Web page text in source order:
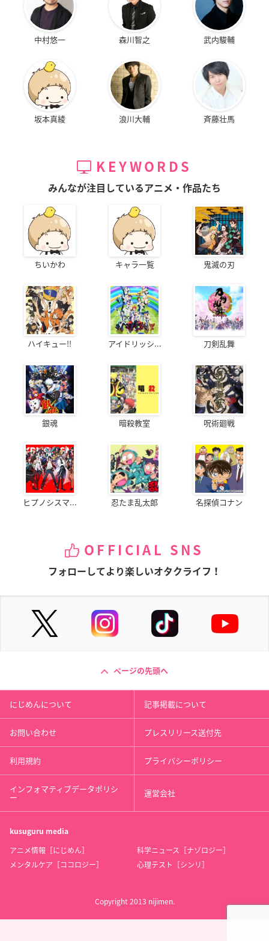
中村悠一 森川智之 武内駿輔
坂本真綾 浪川大輔 斉藤壮馬
KEYWORDS
みんなが注目しているアニメ・作品たち
ちいかわ キャラ一覧 鬼滅の刃
ハイキュー!! アイドリッシ... 刀剣乱舞
銀魂 暗殺教室 呪術廻戦
ヒプノシスマ... 忍たま乱太郎 名探偵コナン
OFFICIAL SNS
フォローしてより楽しいオタクライフ！
ページの先頭へ
にじめんについて 記事掲載について
お問い合わせ プレスリリース送付先
利用規約 プライバシーポリシー
インフォマティブデータポリシ
ー 運営会社
kusuguru media
アニメ情報［にじめん］
科学ニュース［ナゾロジー］
メンタルケア［ココロジー］
心理テスト［シンリ］
Copyright 2013 nijimen.